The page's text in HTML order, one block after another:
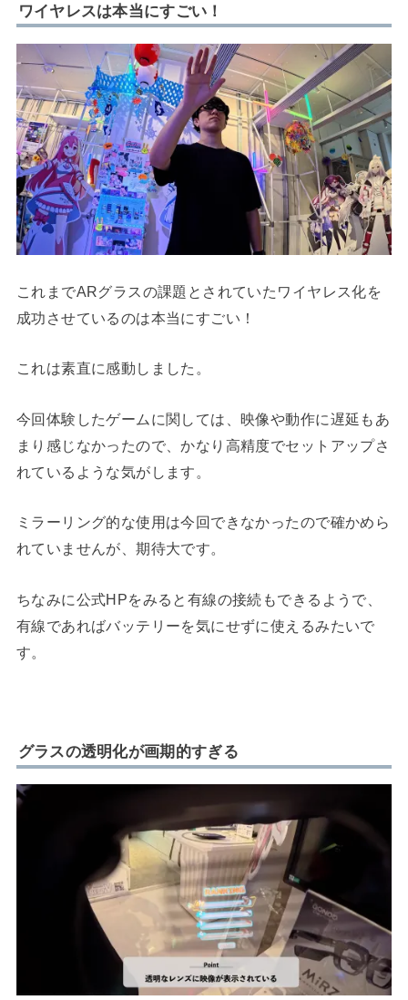
ワイヤレスは本当にすごい！
これまでARグラスの課題とされていたワイヤレス化を
成功させているのは本当にすごい！
これは素直に感動しました。
今回体験したゲームに関しては、映像や動作に遅延もあ
まり感じなかったので、かなり高精度でセットアップさ
れているような気がします。
ミラーリング的な使用は今回できなかったので確かめら
れていませんが、期待大です。
ちなみに公式HPをみると有線の接続もできるようで、
有線であればバッテリーを気にせずに使えるみたいで
す。
グラスの透明化が画期的すぎる